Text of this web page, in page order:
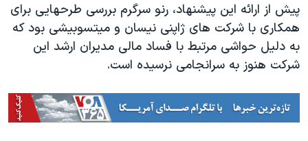
پیش از ارائه این پیشنهاد، رنو سرگرم بررسی طرحهایی برای
همکاری با شرکت های ژاپنی نیسان و میتسوبیشی بود که
به دلیل حواشی مرتبط با فساد مالی مدیران ارشد این
شرکت هنوز به سرانجامی نرسیده است.